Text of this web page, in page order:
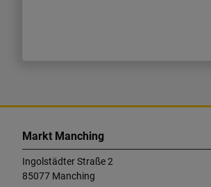
Markt Manching
Ingolstädter Straße 2
85077 Manching